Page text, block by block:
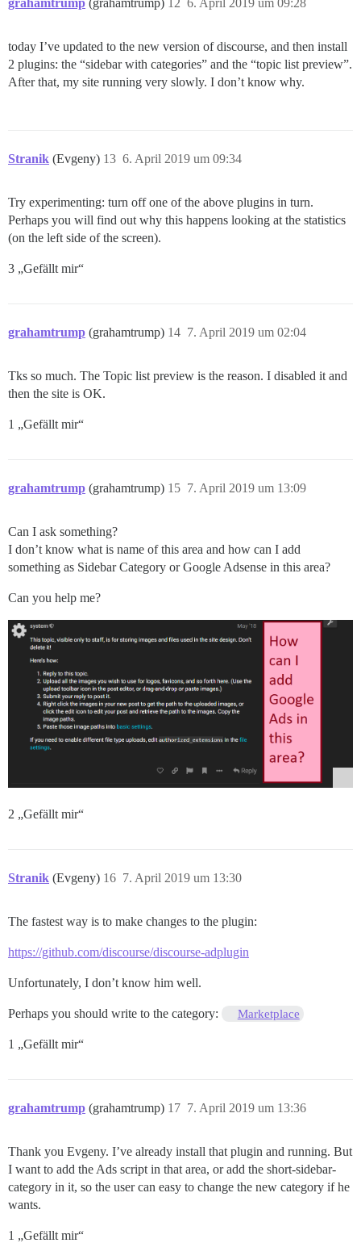
grahamtrump (grahamtrump) 6. April 2019 um 09:28
12
today I’ve updated to the new version of discourse, and then install
2 plugins: the “sidebar with categories” and the “topic list preview”.
After that, my site running very slowly. I don’t know why.
Stranik (Evgeny) 6. April 2019 um 09:34
13
Try experimenting: turn off one of the above plugins in turn.
Perhaps you will find out why this happens looking at the statistics
(on the left side of the screen).
3 „Gefällt mir“
grahamtrump (grahamtrump) 7. April 2019 um 02:04
14
Tks so much. The Topic list preview is the reason. I disabled it and
then the site is OK.
1 „Gefällt mir“
grahamtrump (grahamtrump) 7. April 2019 um 13:09
15
Can I ask something?
I don’t know what is name of this area and how can I add
something as Sidebar Category or Google Adsense in this area?
Can you help me?
2 „Gefällt mir“
Stranik (Evgeny) 7. April 2019 um 13:30
16
The fastest way is to make changes to the plugin:
https://github.com/discourse/discourse-adplugin
Unfortunately, I don’t know him well.
Perhaps you should write to the category: Marketplace
1 „Gefällt mir“
grahamtrump (grahamtrump) 7. April 2019 um 13:36
17
Thank you Evgeny. I’ve already install that plugin and running. But
I want to add the Ads script in that area, or add the short-sidebar-
category in it, so the user can easy to change the new category if he
wants.
1 „Gefällt mir“